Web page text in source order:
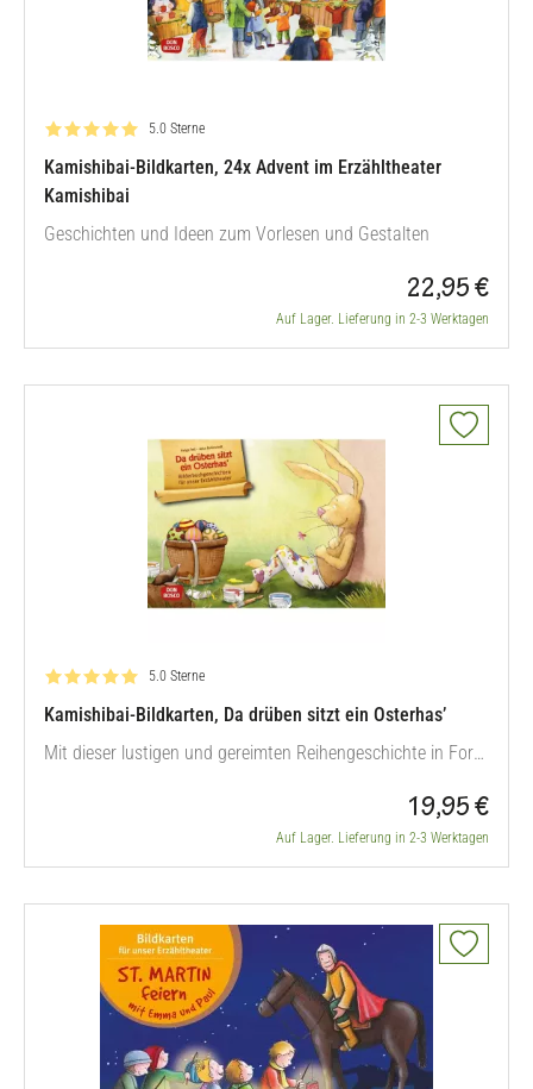
Bewertung: 5.0 von 5
5.0 Sterne
Kamishibai-Bildkarten, 24x Advent im Erzähltheater
Kamishibai
Geschichten und Ideen zum Vorlesen und Gestalten
22,95 €
Auf Lager. Lieferung in 2-3 Werktagen
Bewertung: 5.0 von 5
5.0 Sterne
Kamishibai-Bildkarten, Da drüben sitzt ein Osterhas’
Mit dieser lustigen und gereimten Reihengeschichte in Form
Zahlenabfolge und viele Tiere kennen. Denn der Osterhase
hat zu Beginn zehn großartig bemalte Ostereier in seinem
Körbchen. Jedem Tier, dem er begegnet, schenkt er eins,
19,95 €
Auf Lager. Lieferung in 2-3 Werktagen